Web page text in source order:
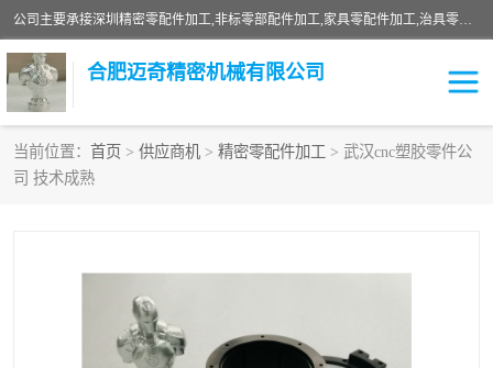
公司主要承接深圳精密零配件加工,非标零部配件加工,家具零配件加工,治具零配件加工,安徽精密零配件加工等各种各种精密机械加工，欢迎来来电咨询！
合肥迈奇精密机械有限公司
当前位置： 首页 > 供应商机 > 精密零配件加工 > 武汉cnc塑胶零件公
司 技术成熟
铣床加工
家具零配件加工
零部件机加工 机床零件加工